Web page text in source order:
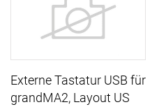
Externe Tastatur USB für
grandMA2, Layout US